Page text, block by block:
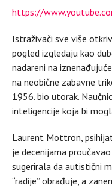
https://
Istraživači sve više
pogled izgledaju kao
nadareni na
na neobične zabavne
1956. bio utorak.
inteligencije koja bi
Laurent Mottron,
je decenijama
sugerirala da autistični
“radije” obrađuje, a